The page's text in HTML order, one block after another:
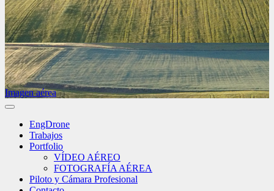
Imagen aérea
EngDrone
Trabajos
Portfolio
VÍDEO AÉREO
FOTOGRAFÍA AÉREA
Piloto y Cámara Profesional